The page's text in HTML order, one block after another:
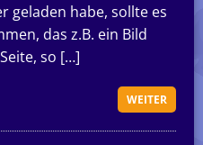
geladen habe, sollte es
das z.B. ein Bild
so […]
WEITER